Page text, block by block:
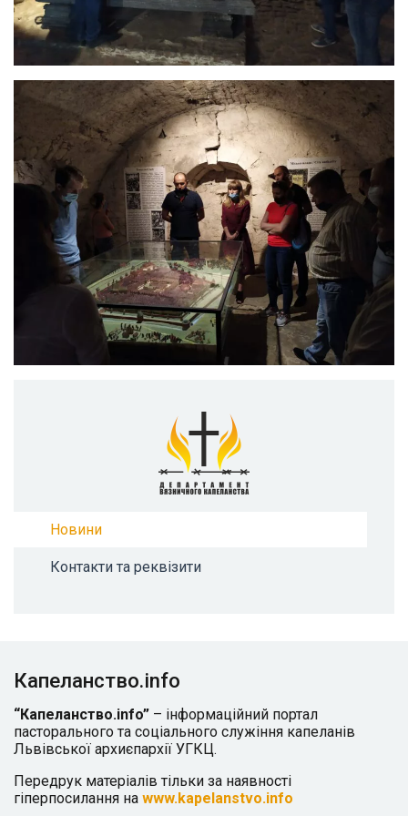
Новини
Контакти та реквізити
Капеланство.info
“Капеланство.info” – інформаційний портал
пасторального та соціального служіння капеланів
Львівської архиєпархії УГКЦ.
Передрук матеріалів тільки за наявності
гіперпосилання на www.kapelanstvo.info